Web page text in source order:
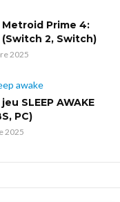
Prime 4:
2, Switch)
2025
SLEEP AWAKE
PC)
2025